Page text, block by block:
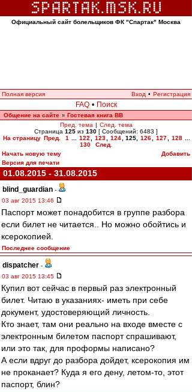
Официальный сайт болельщиков ФК "Спартак" Москва
Полная версия Вход • Регистрация
FAQ • Поиск
Общение на сайте » Гостевая книга ВВ
Пред. тема | След. тема
Страница 125 из 130 [ Сообщений: 6483 ]
На страницу Пред. 1 122 123 124 125, 126 127 128
130
След.
Начать новую тему
Добавить
Версия для печати
01.08.2015 - 31.08.2015
blind_guardian -
03 авг 2015 13:46
Паспорт может понадобится в группе разбора
если билет не читается.. Но можно обойтись и
ксерокопией.
Последнее сообщение
dispatcher -
03 авг 2015 13:45
Купил вот сейчас в первый раз электронный
билет. Читаю в указаниях- иметь при себе
документ, удостоверяющий личность.
Кто знает, там они реально на входе вместе с
электронным билетом паспорт спрашивают,
или это так, для проформы написано?
А если вдруг до разбора дойдет, ксерокопия им
не проканает? Куда я его дену, летом-то, этот
паспорт, блин?